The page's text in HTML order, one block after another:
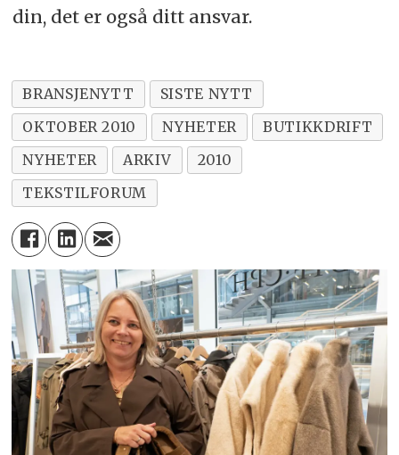
din, det er også ditt ansvar.
BRANSJENYTT
SISTE NYTT
OKTOBER 2010
NYHETER
BUTIKKDRIFT
NYHETER
ARKIV
2010
TEKSTILFORUM